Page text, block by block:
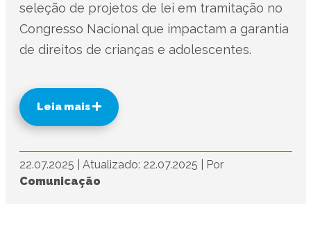
seleção de projetos de lei em tramitação no
Congresso Nacional que impactam a garantia
de direitos de crianças e adolescentes.
Leia mais
22.07.2025 Atualizado: 22.07.2025
Por
Comunicação